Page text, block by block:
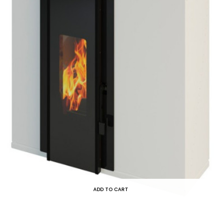
ADD TO CART